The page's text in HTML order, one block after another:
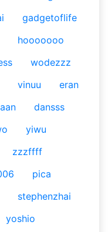
gadgetoflife
hooooooo
wodezzz
vinuu
eran
dansss
yiwu
zzzffff
pica
stephenzhai
yoshio